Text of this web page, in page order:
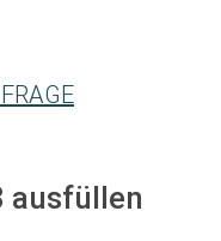
ausfüllen